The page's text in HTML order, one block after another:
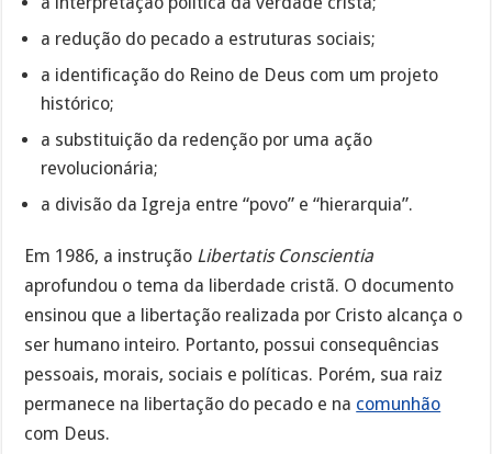
a redução do pecado a estruturas sociais;
a identificação do Reino de Deus com um projeto
histórico;
a substituição da redenção por uma ação
revolucionária;
a divisão da Igreja entre “povo” e “hierarquia”.
Em 1986, a instrução Libertatis Conscientia
aprofundou o tema da liberdade cristã. O documento
ensinou que a libertação realizada por Cristo alcança o
ser humano inteiro. Portanto, possui consequências
pessoais, morais, sociais e políticas. Porém, sua raiz
permanece na libertação do pecado e na comunhão
com Deus.